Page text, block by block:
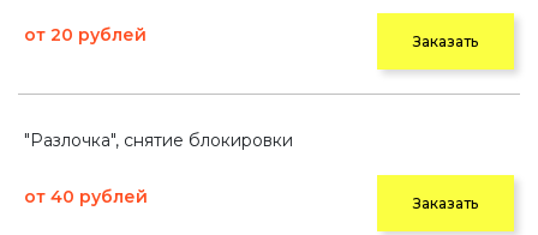
от 20 рублей Заказать
"Разлочка", снятие блокировки
от 40 рублей Заказать